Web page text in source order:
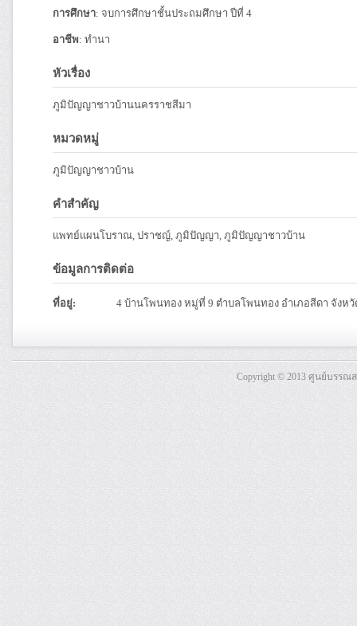
การศึกษา: จบการศึกษาชั้นประถมศึกษา ปีที่ 4
อาชีพ: ทำนา
หัวเรื่อง
ภูมิปัญญาชาวบ้านนครราชสีมา
หมวดหมู่
ภูมิปัญญาชาวบ้าน
คำสำคัญ
แพทย์แผนโบราณ, ปราชญ์, ภูมิปัญญา, ภูมิปัญญาชาวบ้าน
ข้อมูลการติดต่อ
ที่อยู่: 4 บ้านโพนทอง หมู่ที่ 9 ตำบลโพนทอง อำเภอสีดา จังห
Copyright © 2013 ศูนย์บรร